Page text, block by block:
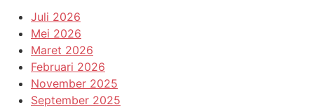
Juli 2026
Mei 2026
Maret 2026
Februari 2026
November 2025
September 2025